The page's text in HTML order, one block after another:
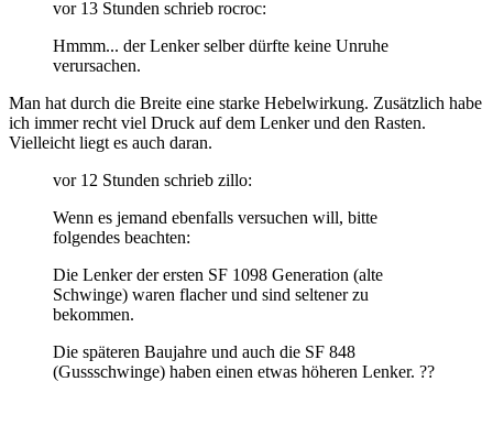
vor 13 Stunden schrieb rocroc:
Hmmm... der Lenker selber dürfte keine Unruhe
verursachen.
Man hat durch die Breite eine starke Hebelwirkung. Zusätzlich habe
ich immer recht viel Druck auf dem Lenker und den Rasten.
Vielleicht liegt es auch daran.
vor 12 Stunden schrieb zillo:
Wenn es jemand ebenfalls versuchen will, bitte
folgendes beachten:
Die Lenker der ersten SF 1098 Generation (alte
Schwinge) waren flacher und sind seltener zu
bekommen.
Die späteren Baujahre und auch die SF 848
(Gussschwinge) haben einen etwas höheren Lenker. ??